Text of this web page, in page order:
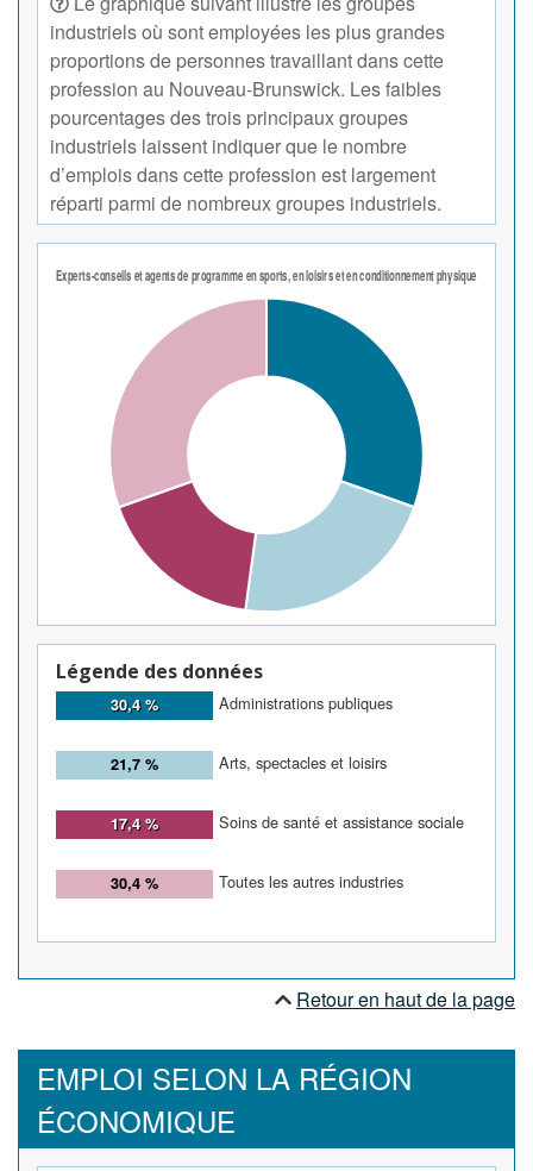
industriels où sont employées les plus grandes
proportions de personnes travaillant dans cette
profession au Nouveau-Brunswick. Les faibles
pourcentages des trois principaux groupes
industriels laissent indiquer que le nombre
d’emplois dans cette profession est largement
réparti parmi de nombreux groupes industriels.
Légende des données
30,4 % Administrations publiques
21,7 % Arts, spectacles et loisirs
17,4 % Soins de santé et assistance sociale
30,4 % Toutes les autres industries
Retour en haut de la page
EMPLOI SELON LA RÉGION
ÉCONOMIQUE